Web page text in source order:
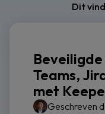
Dit
Teams,
met
Geschreven